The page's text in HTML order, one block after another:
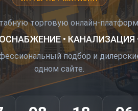
торговую онлайн-
• КАНАЛИЗАЦИЯ
подбор и
одном сайте.